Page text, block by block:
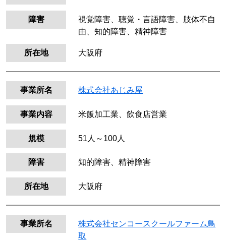
障害
視覚障害、聴覚・言語障害、肢体不自
由、知的障害、精神障害
所在地 大阪府
事業所名 株式会社あじみ屋
事業内容 米飯加工業、飲食店営業
規模 51人～100人
障害 知的障害、精神障害
所在地 大阪府
事業所名
株式会社センコースクールファーム鳥
取